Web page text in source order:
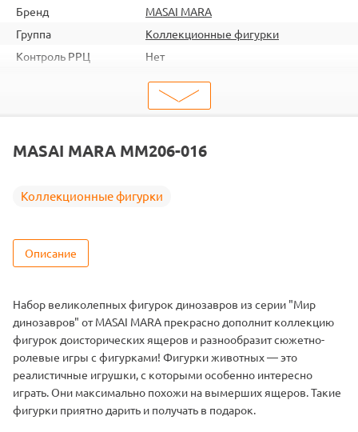
Бренд
MASAI MARA
Группа
Коллекционные фигурки
Контроль РРЦ
Нет
2000000253732
Животные
MASAI MARA MM206-016
Коллекционные фигурки
Описание
Набор великолепных фигурок динозавров из серии "Мир
динозавров" от MASAI MARA прекрасно дополнит коллекцию
фигурок доисторических ящеров и разнообразит сюжетно-
ролевые игры с фигурками! Фигурки животных — это
реалистичные игрушки, с которыми особенно интересно
играть. Они максимально похожи на вымерших ящеров. Такие
фигурки приятно дарить и получать в подарок.